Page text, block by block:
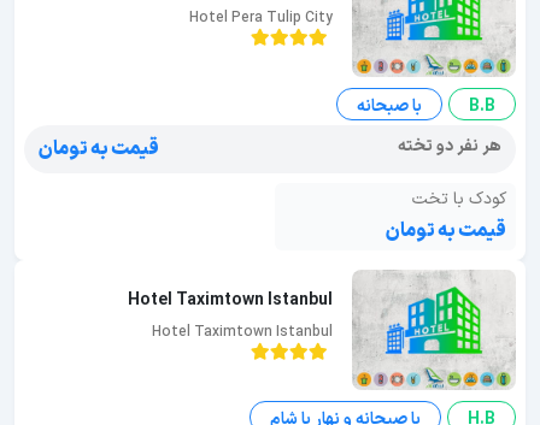
Hotel Pera Tulip City
B.B
با صبحانه
هر نفر دو تخته
قیمت به تومان
کودک با تخت
قیمت به تومان
Hotel Taximtown Istanbul
Hotel Taximtown Istanbul